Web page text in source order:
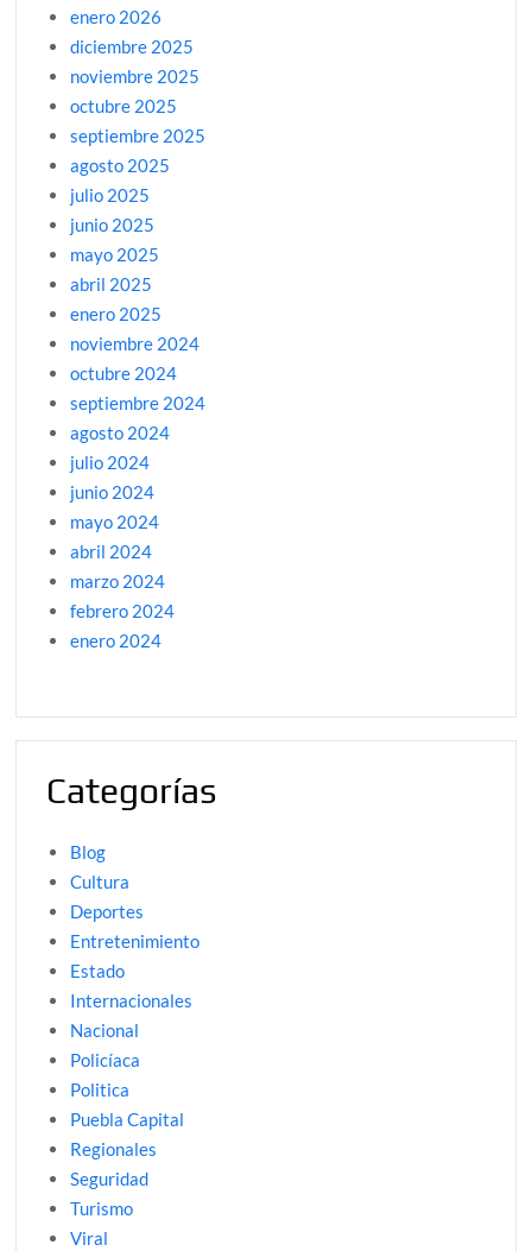
enero 2026
diciembre 2025
noviembre 2025
octubre 2025
septiembre 2025
agosto 2025
julio 2025
junio 2025
mayo 2025
abril 2025
enero 2025
noviembre 2024
octubre 2024
septiembre 2024
agosto 2024
julio 2024
junio 2024
mayo 2024
abril 2024
marzo 2024
febrero 2024
enero 2024
Categorías
Blog
Cultura
Deportes
Entretenimiento
Estado
Internacionales
Nacional
Policíaca
Politica
Puebla Capital
Regionales
Seguridad
Turismo
Viral